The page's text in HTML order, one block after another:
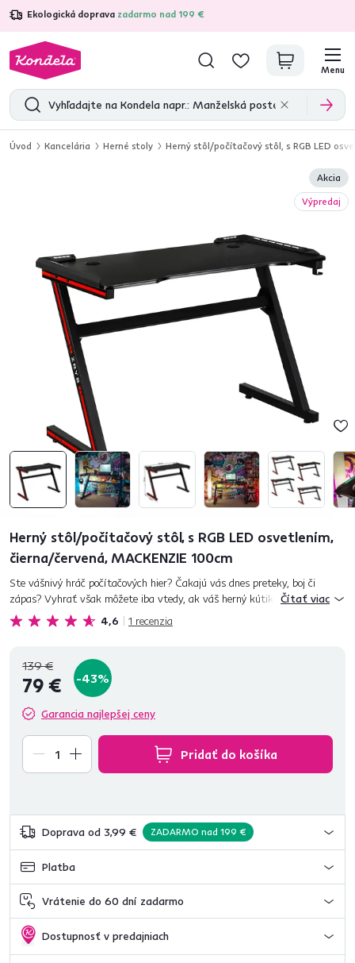
Ekologická doprava zadarmo nad 199 €
4,7 31 375overených produktových recenzií
Menu
Úvod Kancelária Herné stoly Herný stôl/počítačový stôl, s RGB LED
Akcia
Výpredaj
Herný stôl/počítačový stôl, s RGB LED osvetlením,
čierna/červená, MACKENZIE 100cm
4,6 1 recenzia
Ste vášnivý hráč počítačových hier? Čakajú vás dnes preteky, boj či
zápas? Vyhrať však môžete iba vtedy, ak váš herný kútik spĺňa všetky
podmienky na pohodlie a funkčnosť. Aj to najmenšie narušenie...
Čítať viac
139 €
79 € -43%
Garancia najlepšej ceny
Pridať do košíka
Doprava od 3,99 € ZADARMO nad 199 €
Platba
Vrátenie do 60 dní zadarmo
Dostupnosť v predajniach